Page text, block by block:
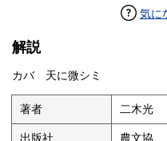
気に
解説
カバ 天に微シミ
著者 二木光
出版社 農文協